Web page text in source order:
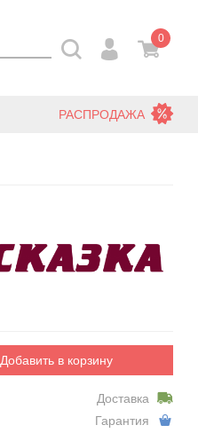
0
РАСПРОДАЖА
Добавить в корзину
Доставка
Гарантия